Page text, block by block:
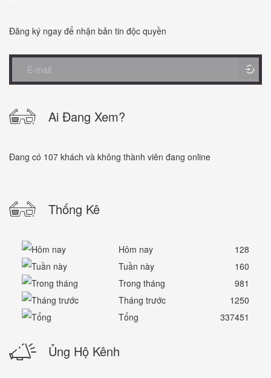
Đăng ký ngay để nhận bản tin độc quyền
Ai Đang Xem?
Đang có 107 khách và không thành viên đang online
Thống Kê
Hôm nay
128
Tuần này
160
Trong tháng
981
Tháng trước
1250
Tổng
337451
Ủng Hộ Kênh